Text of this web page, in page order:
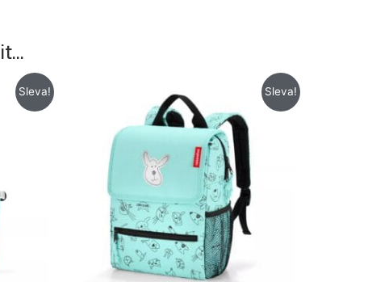
Sleva! Sleva!
byla:
765 Kč.
cena
je:
585 Kč.